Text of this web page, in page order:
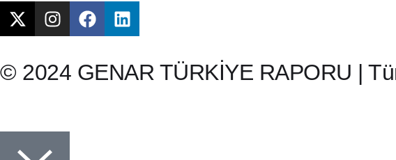
© 2024 GENAR TÜRKİYE RAPORU |